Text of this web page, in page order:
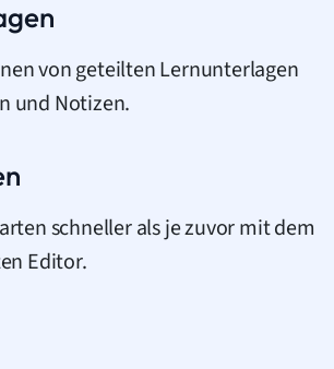
von geteilten Lernunterlagen
und Notizen.
schneller als je zuvor mit dem
Editor.